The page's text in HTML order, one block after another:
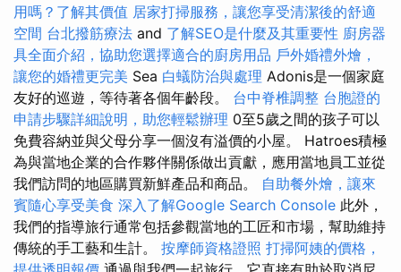
用嗎？了解其價值 居家打掃服務，讓您享受清潔後的舒適
空間 台北撥筋療法 and 了解SEO是什麼及其重要性 廚房器
具全面介紹，協助您選擇適合的廚房用品 戶外婚禮外燴，
讓您的婚禮更完美 Sea 白蟻防治與處理 Adonis是一個家庭
友好的巡遊，等待著各個年齡段。 台中脊椎調整 台胞證的
申請步驟詳細說明，助您輕鬆辦理 0至5歲之間的孩子可以
免費容納並與父母分享一個沒有溢價的小屋。 Hatroes積極
為與當地企業的合作夥伴關係做出貢獻，應用當地員工並從
我們訪問的地區購買新鮮產品和商品。 自助餐外燴，讓來
賓隨心享受美食 深入了解Google Search Console 此外，
我們的指導旅行通常包括參觀當地的工匠和市場，幫助維持
傳統的手工藝和生計。 按摩師資格證照 打掃阿姨的價格，